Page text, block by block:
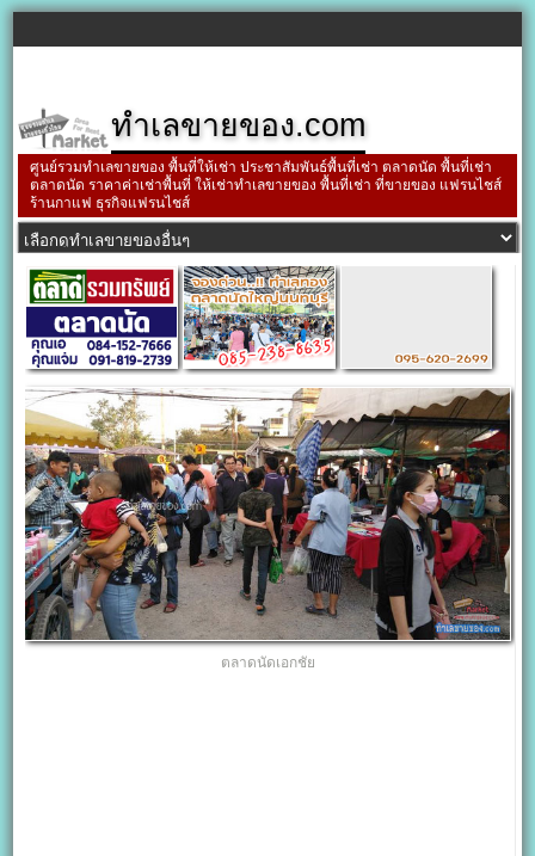
ทำเลขายของ.com
ศูนย์รวมทำเลขายของ พื้นที่ให้เช่า ประชาสัมพันธ์พื้นที่เช่า ตลาดนัด พื้นที่เช่า
ตลาดนัด ราคาค่าเช่าพื้นที่ ให้เช่าทำเลขายของ พื้นที่เช่า ที่ขายของ แฟรนไชส์
ร้านกาแฟ ธุรกิจแฟรนไชส์
ตลาดนัดเอกชัย